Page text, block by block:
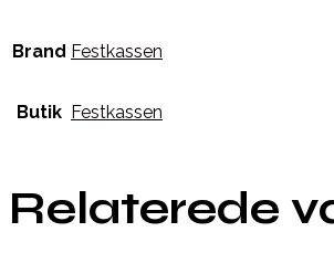
Brand Festkassen
Butik Festkassen
Relaterede